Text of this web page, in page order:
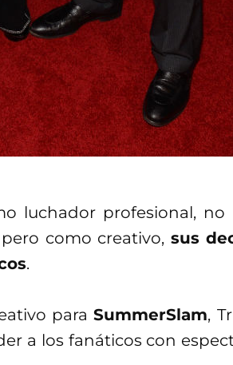
luchador profesional,
como creativo, sus
.
paraSummerSlam,
a los fanáticos con